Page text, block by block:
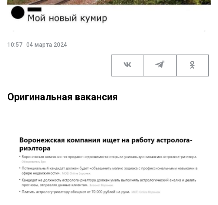
10:57 04 марта 2024
Оригинальная вакансия